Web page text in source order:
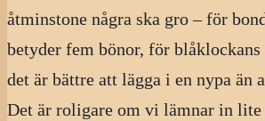
åtminstone några ska gro – för
betyder fem bönor, för
det är bättre att lägga i en nypa än
Det är roligare om vi lämnar in